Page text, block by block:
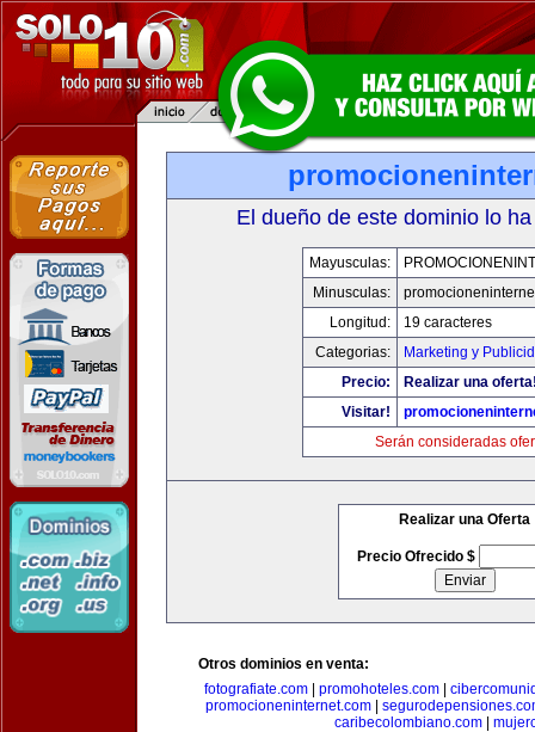
El dueño de este dominio lo
Mayusculas:
Minusculas:
Longitud:
19 caracteres
Categorias:
Marketing y
Precio:
Realizar una
Visitar!
Serán consideradas
Realizar una Oferta
Precio Ofrecido $
Otros dominios en venta:
fotografiate.com
promohoteles.com
promocioneninternet.com|
caribecolombiano.com|